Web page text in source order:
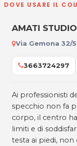
DOVE USARE IL
AMATI
Via Gemona 32/
3663724297
Ai professionisti
specchio non fa
corpo, il centro
limiti e di
testa ai piedi, non